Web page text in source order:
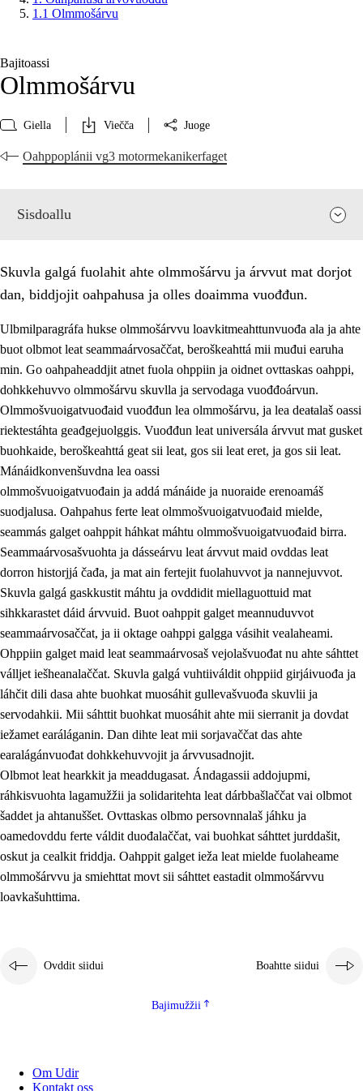
1.1 Olmmošárvu
Bajitoassi
Olmmošárvu
Giella Viečča Juoge
Oahppoplánii vg3 motormekanikerfaget
Sisdoallu
1. Oahpahusa árvovuođđu
1.1 Olmmošárvu
1.2 Identitehta ja kultuvrralaš girjáivuohta
1.3 Kritihkalaš jurddašeapmi ja ehtalaš diđolašvuohta
1.4 Hutkanillu, beroštupmi ja suokkardanhuovva
1.5 Luondduákten ja birasdiđolašvuohta
Demokratiija ja mielváikkuheapmi
Skuvla galgá fuolahit ahte olmmošárvu ja árvvut mat dorjot
dan, biddjojit oahpahusa ja olles doaimma vuođđun.
Ulbmilparagráfa hukse olmmošárvvu loavkitmeahttunvuođa ala ja ahte
buot olbmot leat seammaárvosaččat, beroškeahttá mii muđui earuha
min. Go oahpaheaddjit atnet fuola ohppiin ja oidnet ovttaskas oahppi,
dohkkehuvvo olmmošárvu skuvlla ja servodaga vuođđoárvun.
Olmmošvuoigatvuođaid vuođđun lea olmmošárvu, ja lea deaŧalaš oassi
riektestáhta geađgejuolggis. Vuođđun leat universála árvvut mat gusket
buohkaide, beroškeahttá geat sii leat, gos sii leat eret, ja gos sii leat.
Mánáidkonvenšuvdna lea oassi
olmmošvuoigatvuođain ja addá mánáide ja nuoraide erenoamáš
suodjalusa. Oahpahus ferte leat olmmošvuoigatvuođaid mielde,
seammás galget oahppit háhkat máhtu olmmošvuoigatvuođaid birra.
Seammaárvosašvuohta ja dásseárvu leat árvvut maid ovddas leat
dorron historjjá čađa, ja mat ain fertejit fuolahuvvot ja nannejuvvot.
Skuvla galgá gaskkustit máhtu ja ovddidit miellaguottuid mat
sihkkarastet dáid árvvuid. Buot oahppit galget meannuduvvot
seammaárvosaččat, ja ii oktage oahppi galgga vásihit vealaheami.
Ohppiin galget maid leat seammaárvosaš vejolašvuođat nu ahte sáhttet
válljet iešheanalaččat. Skuvla galgá vuhtiiváldit ohppiid girjáivuođa ja
láhčit dili dasa ahte buohkat muosáhit gullevašvuođa skuvlii ja
servodahkii. Mii sáhttit buohkat muosáhit ahte mii sierranit ja dovdat
iežamet earáláganin. Dan dihte leat mii sorjavaččat das ahte
earalágánvuođat dohkkehuvvojit ja árvvusadnojit.
Olbmot leat hearkkit ja meaddugasat. Ándagassii addojupmi,
ráhkisvuohta lagamužžii ja solidaritehta leat dárbbašlaččat vai olbmot
šaddet ja ahtanuššet. Ovttaskas olbmo persovnnalaš jáhku ja
oamedovddu ferte váldit duođalaččat, vai buohkat sáhttet jurddašit,
oskut ja cealkit friddja. Oahppit galget ieža leat mielde fuolaheame
olmmošárvvu ja smiehttat movt sii sáhttet eastadit olmmošárvvu
loavkašuhttima.
Ovddit siidui Boahtte siidui
Bajimužžii
Om Udir
Kontakt oss